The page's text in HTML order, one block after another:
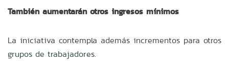
También aumentarán otros ingresos mínimos
La iniciativa contempla además incrementos para otros
grupos de trabajadores.